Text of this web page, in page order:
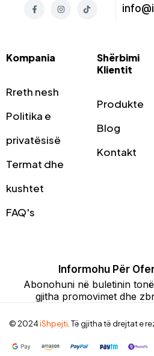
Kompania
Rreth nesh
Politika e
privatësisë
Termat dhe
kushtet
FAQ's
Shërbimi
Klientit
Produkte
Blog
Kontakt
Informohu Për
Abonohuni në buletinin
gjitha promovimet dhe
© 2024iShpejti. Të gjitha të drejtat e